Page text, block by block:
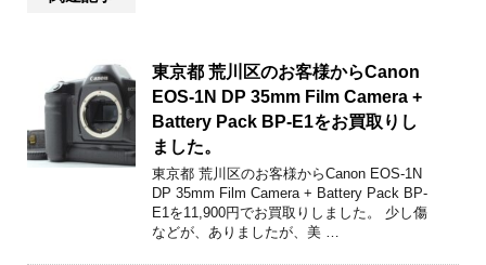
東京都 荒川区のお客様からCanon
EOS-1N DP 35mm Film Camera +
Battery Pack BP-E1をお買取りし
ました。
東京都 荒川区のお客様からCanon EOS-1N
DP 35mm Film Camera + Battery Pack BP-
E1を11,900円でお買取りしました。 少し傷
などが、ありましたが、美 …